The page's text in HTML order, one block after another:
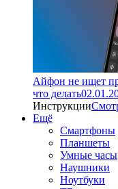
Айфон не ищет
что делать
Инструкции
Ещё
Смартфоны
Планшеты
Умные часы
Наушники
Ноутбуки